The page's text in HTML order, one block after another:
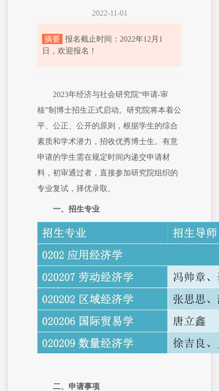
2022-11-01
摘要 报名截止时间：2022年12月1
日，欢迎报名！
2023年经济与社会研究院“申请-审
核”制博士招生正式启动。研究院将本着公
平、公正、公开的原则，根据学生的综合
素质和学术潜力，招收优秀博士生。有意
申请的学生需在规定时间内递交申请材
料，初审通过者，直接参加研究院组织的
专业复试，择优录取。
一、招生专业
二、申请事项